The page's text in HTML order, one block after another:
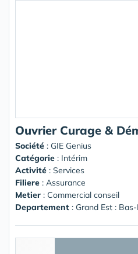
Ouvrier Curage &
Société : GIE Genius
Catégorie : Intérim
Activité : Services
Filiere : Assurance
Metier : Commercial conseil
Departement : Grand Est :